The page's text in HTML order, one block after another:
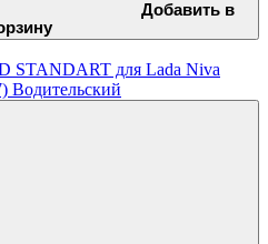
Добавить в
STANDART для Lada Niva
Водительский